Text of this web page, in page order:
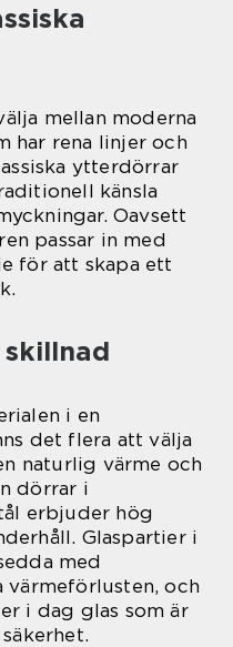
mellan moderna
har rena linjer och
ytterdörrar
känsla
Oavsett
passar in med
för att skapa ett
i en
det flera att välja
naturlig värme och
dörrar i
erbjuder hög
Glaspartier i
med
värmeförlusten, och
i dag glas som är